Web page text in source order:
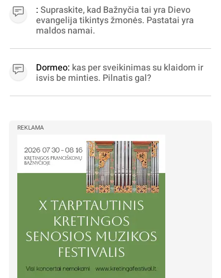
dujininkai, elektros aferistai, stadionų
statytojai Vilnuje
:Supraskite, kad Bažnyčia tai yra Dievo
evangelija tikintys žmonės. Pastatai yra
maldos namai.
Dormeo: kas per sveikinimas su klaidom ir
isvis be minties. Pilnatis gal?
REKLAMA